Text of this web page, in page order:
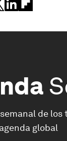
de los
global